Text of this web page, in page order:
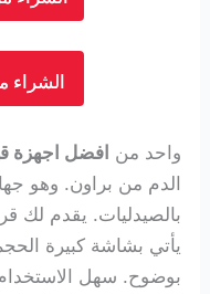
الشراء
واحد من افضل اجهزة
الدم من براون. وهو
بالصيدليات. يقدم لك
يأتي بشاشة كبيرة
بوضوح. سهل